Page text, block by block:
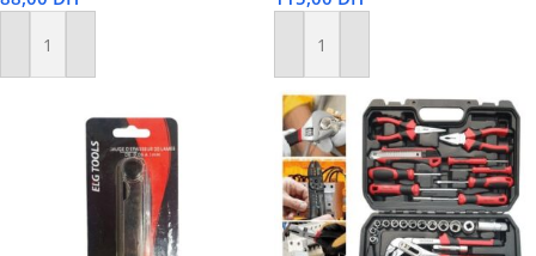
Ajouter Au Panier Ajouter Au Panier